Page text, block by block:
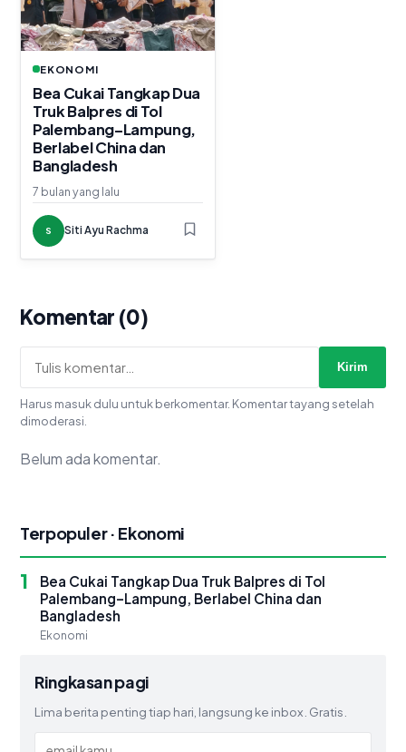
EKONOMI
Bea Cukai Tangkap Dua
Truk Balpres di Tol
Palembang–Lampung,
Berlabel China dan
Bangladesh
7 bulan yang lalu
S Siti Ayu Rachma
Komentar (0)
Kirim
Harus masuk dulu untuk berkomentar. Komentar tayang setelah
dimoderasi.
Belum ada komentar.
Terpopuler · Ekonomi
1
Bea Cukai Tangkap Dua Truk Balpres di Tol
Palembang–Lampung, Berlabel China dan
Bangladesh
Ekonomi
Ringkasan pagi
Lima berita penting tiap hari, langsung ke inbox. Gratis.